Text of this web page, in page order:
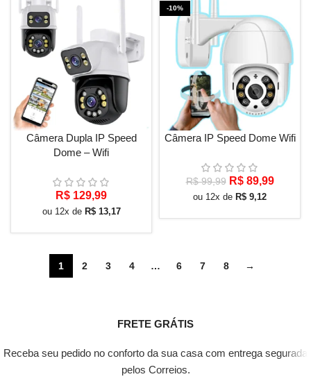
R$ 849,99.
R$ 599,99.
Câmera Dupla IP Speed
Dome – Wifi
R$ 129,99
ou 12x de R$13,17
-10%
Câmera IP Speed Dome Wifi
R$99,99 O
preço
R$89,99O
ou 12x de R$ 9,12
1 2 3 4 … 6 7 8 →
FRETE GRÁTIS
Receba seu pedido no conforto da sua casa com entrega segurada
pelos Correios.